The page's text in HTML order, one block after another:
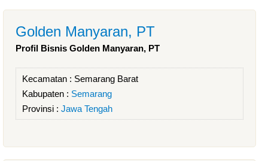
Golden Manyaran, PT
Profil Bisnis Golden Manyaran, PT
Kecamatan : Semarang Barat
Kabupaten : Semarang
Provinsi : Jawa Tengah